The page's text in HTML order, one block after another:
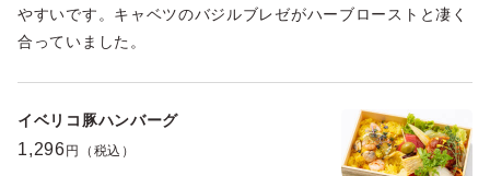
やすいです。キャベツのバジルブレゼがハーブローストと凄く
合っていました。
イベリコ豚ハンバーグ
1,296 円（税込）